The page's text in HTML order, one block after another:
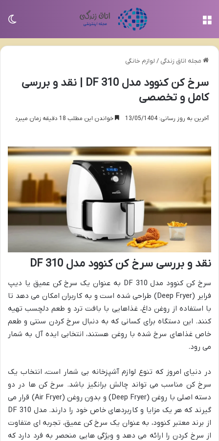
مجله اتاق زندگی / لوازم خانگی
سرخ کن کنوود مدل DF 310 | نقد و بررسی
کامل و تخصصی
آخرین به روز رسانی: 13/05/1404 خواندن این مطلب 18 دقیقه زمان میبرد
نقد و بررسی سرخ کن کنوود مدل DF 310
سرخ کن کنوود مدل DF 310 به عنوان یک سرخ کن عمیق یا دیپ
فرایر (Deep Fryer) طراحی شده است و به کاربران امکان می دهد تا
با استفاده از روغن داغ، غذاهایی با بافت ترد و طعم دلچسب تهیه
کنند. این دستگاه برای کسانی که به دنبال سرخ کردن سنتی و طعم
خاص غذاهای سرخ شده با روغن هستند، انتخابی ایده آل به شمار
می رود.
در دنیای امروز که تنوع لوازم آشپزخانه بی شمار است، انتخاب یک
سرخ کن مناسب می تواند چالش برانگیز باشد. سرخ کن ها در دو
دسته اصلی با روغن (Deep Fryer) و بدون روغن (Air Fryer) قرار می
گیرند که هر یک مزایا و کاربردهای خاص خود را دارند. مدل DF 310
از برند معتبر کنوود، به عنوان یک سرخ کن عمیق، تجربه ای متفاوت
از سرخ کردن را ارائه می دهد و ویژگی هایی منحصر به فرد دارد که